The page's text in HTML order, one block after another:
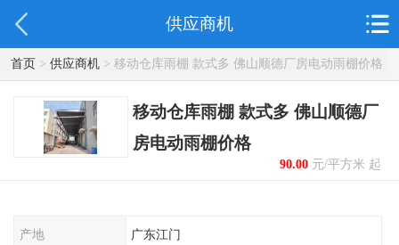
供应商机
首页> 供应商机> 移动仓库雨棚 款式多 佛山顺德厂房电动雨棚价格
移动仓库雨棚 款式多 佛山顺德厂
房电动雨棚价格
90.00元/平方米 起
产地 广东江门